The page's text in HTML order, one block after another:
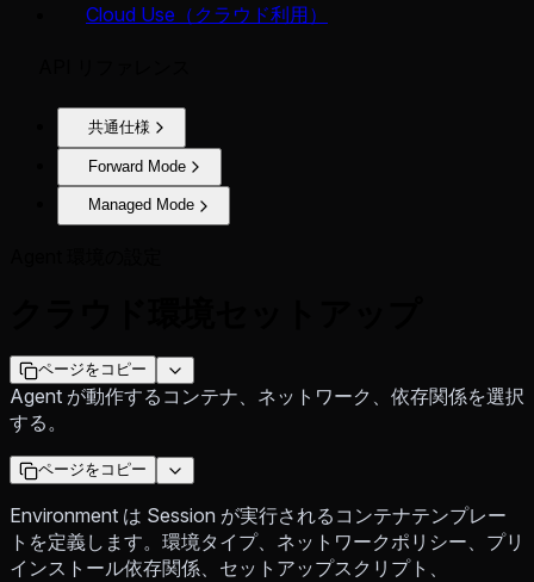
Cloud Use（クラウド利用）
共通仕様
Forward Mode
Managed Mode
ページをコピー
Agent が動作するコンテナ、ネットワーク、依存関係を選択
する。
ページをコピー
Environment は Session が実行されるコンテナテンプレー
トを定義します。環境タイプ、ネットワークポリシー、プリ
インストール依存関係、セットアップスクリプト、